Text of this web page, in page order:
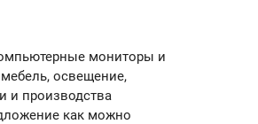
мониторы и
освещение,
и производства
как можно